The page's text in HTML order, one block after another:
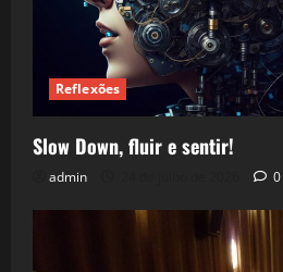
Reflexões
Slow Down, fluir e sentir!
admin 0